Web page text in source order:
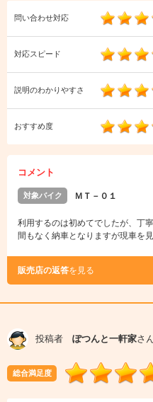
問い合わせ対応
対応スピード
説明のわかりやすさ
おすすめ度
コメント
対象バイク ＭＴ－０１
利用するのは初めてでしたが、丁
間もなく納車となりますが現車を
販売店の返答を見る
投稿者 ぽつんと一軒家さ
総合満足度